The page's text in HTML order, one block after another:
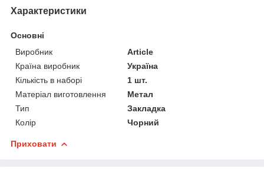
Характеристики
Основні
Виробник
Article
Країна виробник
Україна
Кількість в наборі
1 шт.
Матеріал виготовлення
Метал
Тип
Закладка
Колір
Чорний
Приховати